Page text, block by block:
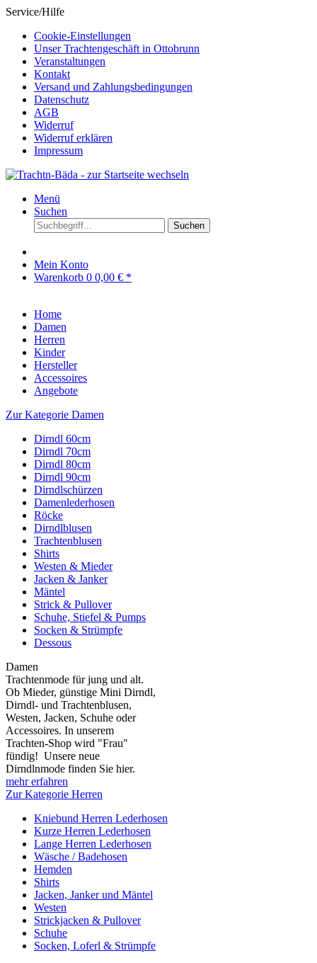
Service/Hilfe
Cookie-Einstellungen
Unser Trachtengeschäft in Ottobrunn
Veranstaltungen
Kontakt
Versand und Zahlungsbedingungen
Datenschutz
AGB
Widerruf
Widerruf erklären
Impressum
Menü
Suchen
Suchen
Mein Konto
Warenkorb 0 0,00 € *
Home
Damen
Herren
Kinder
Hersteller
Accessoires
Angebote
Zur Kategorie Damen
Dirndl 60cm
Dirndl 70cm
Dirndl 80cm
Dirndl 90cm
Dirndlschürzen
Damenlederhosen
Röcke
Dirndlblusen
Trachtenblusen
Shirts
Westen & Mieder
Jacken & Janker
Mäntel
Strick & Pullover
Schuhe, Stiefel & Pumps
Socken & Strümpfe
Dessous
Damen
Trachtenmode für jung und alt.
Ob Mieder, günstige Mini Dirndl,
Dirndl- und Trachtenblusen,
Westen, Jacken, Schuhe oder
Accessoires. In unserem
Trachten-Shop wird "Frau"
fündig! Unsere neue
Dirndlnmode finden Sie hier.
mehr erfahren
Zur Kategorie Herren
Kniebund Herren Lederhosen
Kurze Herren Lederhosen
Lange Herren Lederhosen
Wäsche / Badehosen
Hemden
Shirts
Jacken, Janker und Mäntel
Westen
Strickjacken & Pullover
Schuhe
Socken, Loferl & Strümpfe